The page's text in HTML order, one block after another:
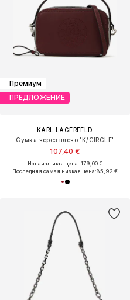
Премиум
ПРЕДЛОЖЕНИЕ
KARL LAGERFELD
Сумка через плечо 'K/CIRCLE'
107,40 €
Изначальная цена: 179,00 €
Последняя самая низкая цена:85,92 €